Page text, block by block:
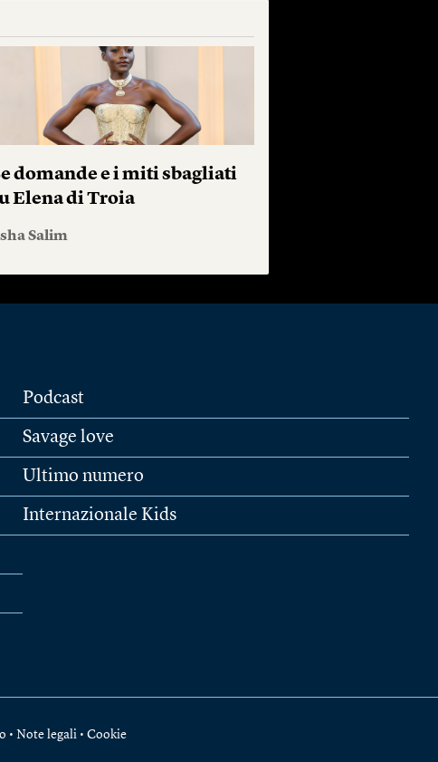
domande e i miti sbagliati
Elena di Troia
Salim
Podcast
Savage love
Ultimo numero
Internazionale Kids
• Note legali • Cookie